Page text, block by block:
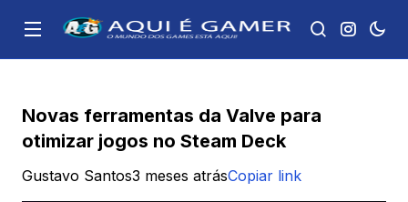
Novas ferramentas da Valve para
otimizar jogos no Steam Deck
Gustavo Santos3 meses atrásCopiar link